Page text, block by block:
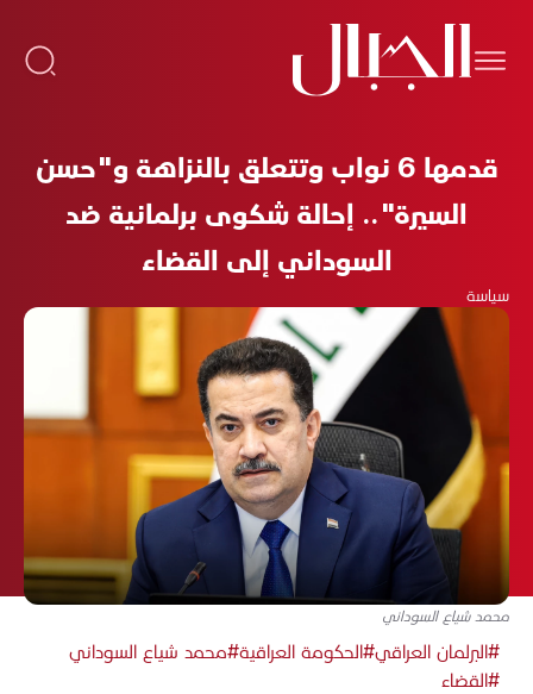
قدمها 6 نواب وتتعلق بالنزاهة و"حسن
السيرة".. إحالة شكوى برلمانية ضد
السوداني إلى القضاء
سياسة
محمد شياع السوداني
#البرلمان العراقي#الحكومة العراقية#محمد شياع السوداني
#القضاء